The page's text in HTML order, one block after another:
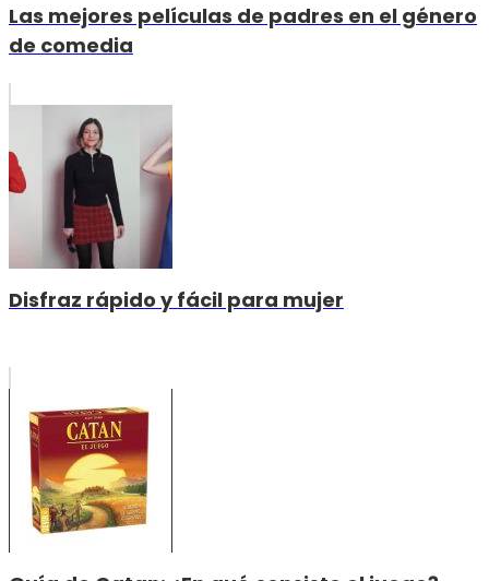
Las mejores películas de padres en el género
de comedia
Disfraz rápido y fácil para mujer